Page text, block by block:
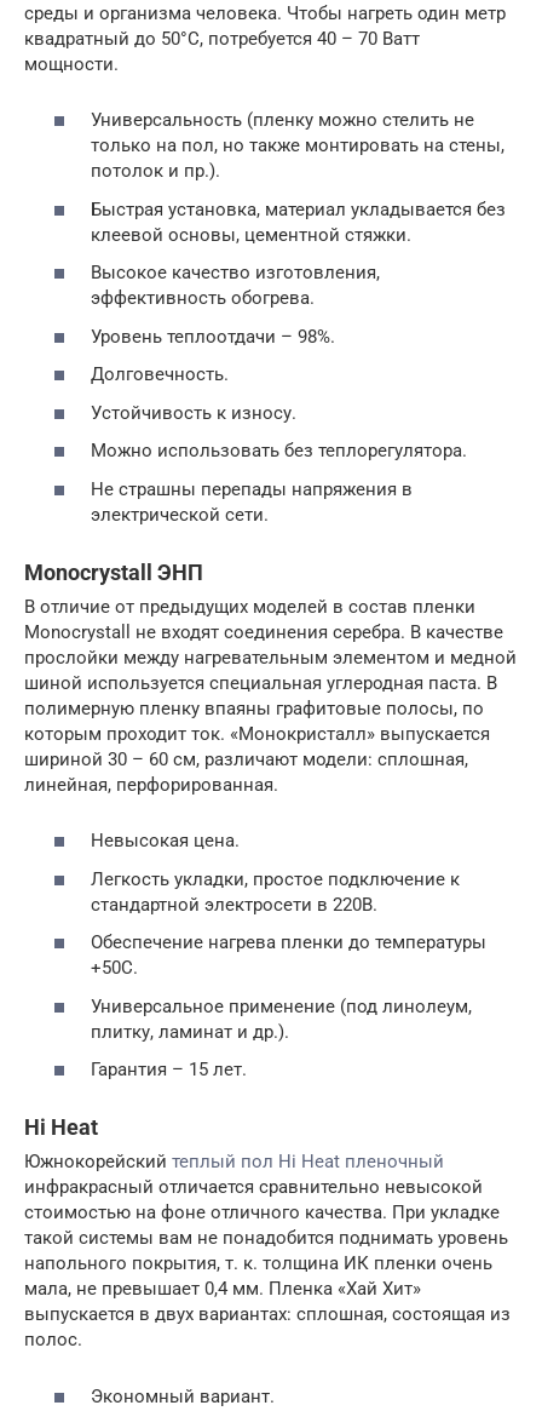
среды и организма человека. Чтобы нагреть один метр
квадратный до 50°С, потребуется 40 – 70 Ватт
мощности.
Универсальность (пленку можно стелить не
только на пол, но также монтировать на стены,
потолок и пр.).
Быстрая установка, материал укладывается без
клеевой основы, цементной стяжки.
Высокое качество изготовления,
эффективность обогрева.
Уровень теплоотдачи – 98%.
Долговечность.
Устойчивость к износу.
Можно использовать без теплорегулятора.
Не страшны перепады напряжения в
электрической сети.
Monocrystall ЭНП
В отличие от предыдущих моделей в состав пленки
Monocrystall не входят соединения серебра. В качестве
прослойки между нагревательным элементом и медной
шиной используется специальная углеродная паста. В
полимерную пленку впаяны графитовые полосы, по
которым проходит ток. «Монокристалл» выпускается
шириной 30 – 60 см, различают модели: сплошная,
линейная, перфорированная.
Невысокая цена.
Легкость укладки, простое подключение к
стандартной электросети в 220В.
Обеспечение нагрева пленки до температуры
+50С.
Универсальное применение (под линолеум,
плитку, ламинат и др.).
Гарантия – 15 лет.
Hi Heat
Южнокорейский теплый пол Hi Heat пленочный
инфракрасный отличается сравнительно невысокой
стоимостью на фоне отличного качества. При укладке
такой системы вам не понадобится поднимать уровень
напольного покрытия, т. к. толщина ИК пленки очень
мала, не превышает 0,4 мм. Пленка «Хай Хит»
выпускается в двух вариантах: сплошная, состоящая из
полос.
Экономный вариант.